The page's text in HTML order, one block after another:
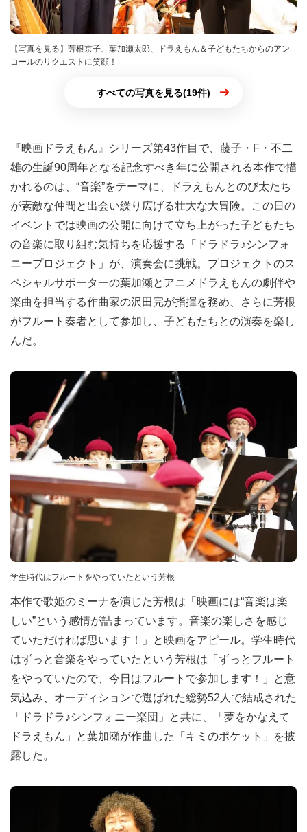
【写真を見る】芳根京子、葉加瀬太郎、ドラえもん＆子どもたちからのアン
コールのリクエストに笑顔！
すべての写真を見る(19件)
『映画ドラえもん』シリーズ第43作目で、藤子・F・不二
雄の生誕90周年となる記念すべき年に公開される本作で描
かれるのは、“音楽”をテーマに、ドラえもんとのび太たち
が素敵な仲間と出会い繰り広げる壮大な大冒険。この日の
イベントでは映画の公開に向けて立ち上がった子どもたち
の音楽に取り組む気持ちを応援する「ドラドラ♪シンフォ
ニープロジェクト」が、演奏会に挑戦。プロジェクトのス
ペシャルサポーターの葉加瀬とアニメドラえもんの劇伴や
楽曲を担当する作曲家の沢田完が指揮を務め、さらに芳根
がフルート奏者として参加し、子どもたちとの演奏を楽し
んだ。
学生時代はフルートをやっていたという芳根
本作で歌姫のミーナを演じた芳根は「映画には“音楽は楽
しい”という感情が詰まっています。音楽の楽しさを感じ
ていただければ思います！」と映画をアピール。学生時代
はずっと音楽をやっていたという芳根は「ずっとフルート
をやっていたので、今日はフルートで参加します！」と意
気込み、オーディションで選ばれた総勢52人で結成された
「ドラドラ♪シンフォニー楽団」と共に、「夢をかなえて
ドラえもん」と葉加瀬が作曲した「キミのポケット」を披
露した。